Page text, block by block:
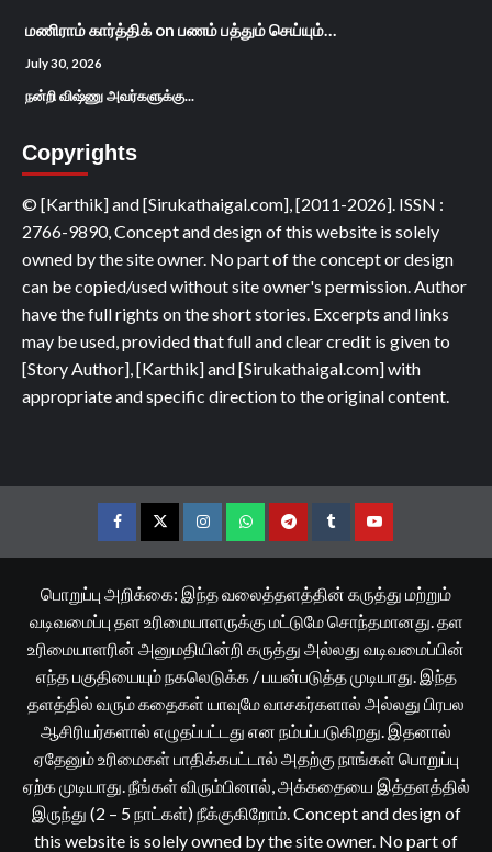
மணிராம் கார்த்திக்on பணம் பத்தும் செய்யும்…
July 30, 2026
நன்றி விஷ்ணு அவர்களுக்கு...
Copyrights
© [Karthik] and [Sirukathaigal.com], [2011-2026]. ISSN :
2766-9890, Concept and design of this website is solely
owned by the site owner. No part of the concept or design
can be copied/used without site owner's permission. Author
have the full rights on the short stories. Excerpts and links
may be used, provided that full and clear credit is given to
[Story Author], [Karthik] and [Sirukathaigal.com] with
appropriate and specific direction to the original content.
FacebookTwitterInstagramWhatsappTelegramTumblrYouTube
பொறுப்பு அறிக்கை: இந்த வலைத்தளத்தின் கருத்து மற்றும்
வடிவமைப்பு தள உரிமையாளருக்கு மட்டுமே சொந்தமானது. தள
உரிமையாளரின் அனுமதியின்றி கருத்து அல்லது வடிவமைப்பின்
எந்த பகுதியையும் நகலெடுக்க / பயன்படுத்த முடியாது. இந்த
தளத்தில் வரும் கதைகள் யாவுமே வாசகர்களால் அல்லது பிரபல
ஆசிரியர்களால் எழுதப்பட்டது என நம்பப்படுகிறது. இதனால்
ஏதேனும் உரிமைகள் பாதிக்கபட்டால் அதற்கு நாங்கள் பொறுப்பு
ஏற்க முடியாது. நீங்கள் விரும்பினால், அக்கதையை இத்தளத்தில்
இருந்து (2 – 5 நாட்கள்) நீக்குகிறோம். Concept and design of
this website is solely owned by the site owner. No part of